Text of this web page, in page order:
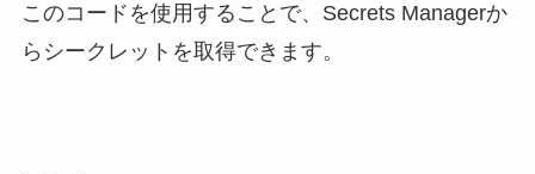
このコードを使用することで、Secrets Managerか
らシークレットを取得できます。